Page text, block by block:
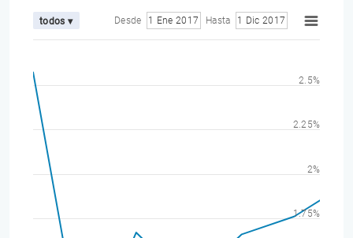
todos ▾ Desde 1 Ene 2017 Hasta 1 Dic 2017
1.75%
2%
2.25%
2.5%